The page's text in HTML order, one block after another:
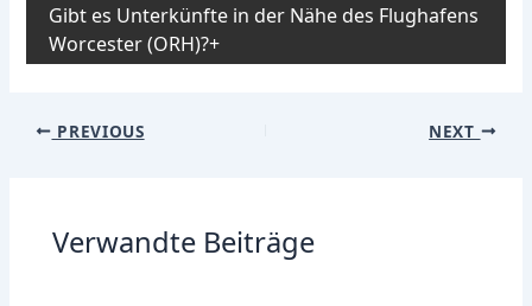
Gibt es Unterkünfte in der Nähe des Flughafens
Worcester (ORH)?
Post
PREVIOUS NEXT
Verwandte Beiträge